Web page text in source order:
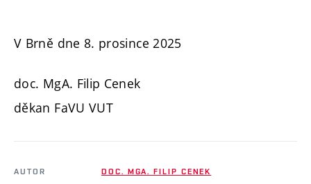
V Brně dne 8. prosince 2025
doc. MgA. Filip Cenek
děkan FaVU VUT
AUTOR
DOC. MGA. FILIP CENEK